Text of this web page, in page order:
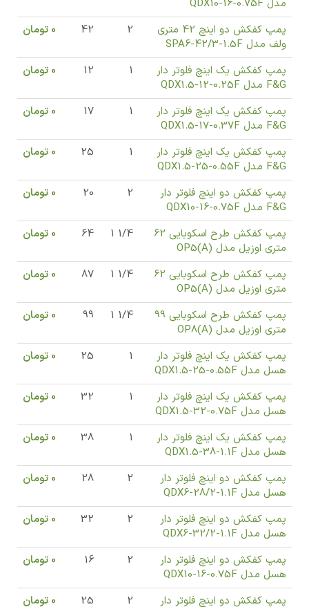
مدل QDX10-16-0.75F
پمپ کفکش دو اینچ 42 متری
ولف مدل SPA6-42/3-1.5F
2
42
0 تومان
پمپ کفکش یک اینچ فلوتر دار
F&G مدل QDX1.5-12-0.25F
1
12
0 تومان
پمپ کفکش یک اینچ فلوتر دار
F&G مدل QDX1.5-17-0.37F
1
17
0 تومان
پمپ کفکش یک اینچ فلوتر دار
F&G مدل QDX1.5-25-0.55F
1
25
0 تومان
پمپ کفکش دو اینچ فلوتر دار
F&G مدل QDX10-16-0.75F
2
20
0 تومان
پمپ کفکش طرح اسکوبایی 62
متری اوزیل مدل (OP5(A
1/4 1
64
0 تومان
پمپ کفکش طرح اسکوبایی 62
متری اوزیل مدل (OP5(A
1/4 1
87
0 تومان
پمپ کفکش طرح اسکوبایی 99
متری اوزیل مدل (OP8(A
1/4 1
99
0 تومان
پمپ کفکش یک اینچ فلوتر دار
هسل مدل QDX1.5-25-0.55F
1
25
0 تومان
پمپ کفکش یک اینچ فلوتر دار
هسل مدل QDX1.5-32-0.75F
1
32
0 تومان
پمپ کفکش یک اینچ فلوتر دار
هسل مدل QDX1.5-38-1.1F
1
38
0 تومان
پمپ کفکش دو اینچ فلوتر دار
هسل مدل QDX6-28/2-1.1F
2
28
0 تومان
پمپ کفکش دو اینچ فلوتر دار
هسل مدل QDX6-32/2-1.1F
2
32
0 تومان
پمپ کفکش دو اینچ فلوتر دار
هسل مدل QDX10-16-0.75F
2
16
0 تومان
پمپ کفکش دو اینچ فلوتر دار
2
25
0 تومان